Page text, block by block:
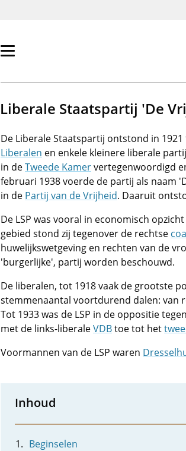
Primair
tonen/verbergen
Liberale Staatspartij 'De
De Liberale Staatspartij ontstond in 1921
Liberalen en enkele kleinere liberale
in deTweede Kamervertegenwoordigd
februari 1938 voerde de partij als naam
in de Partij van de Vrijheid. Daaruit
De LSP was vooral in economisch
gebied stond zij tegenover de rechtse
huwelijkswetgeving en rechten van de
'burgerlijke', partij worden beschouwd.
De liberalen, tot 1918 vaak de grootste
stemmenaantal voortdurend dalen: van
Tot 1933 was de LSP in de oppositie
met de links-liberaleVDBtoe tot het
Voormannen van de LSP waren
Inhoud
Beginselen